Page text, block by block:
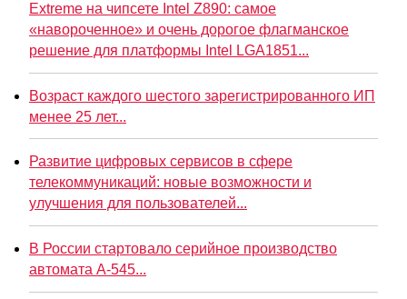
Extreme на чипсете Intel Z890: самое
«навороченное» и очень дорогое флагманское
решение для платформы Intel LGA1851...
Возраст каждого шестого зарегистрированного ИП
менее 25 лет...
Развитие цифровых сервисов в сфере
телекоммуникаций: новые возможности и
улучшения для пользователей...
В России стартовало серийное производство
автомата А-545...